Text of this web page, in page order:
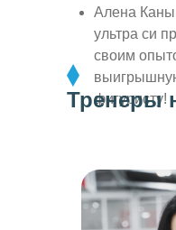
Алена
ультра си
своим
фигуристу!
Тренеры